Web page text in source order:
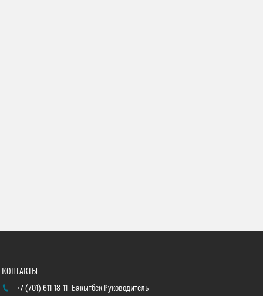
+7 (701) 611-18-11 Бакытбек Руководитель